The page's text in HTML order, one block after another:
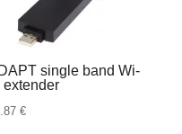
single band Wi-
extender
€